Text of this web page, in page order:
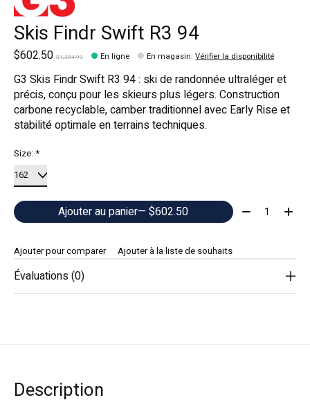
Skis Findr Swift R3 94
$602.50 $1,204.99 En ligne En magasin:Vérifier la disponibilité
G3 Skis Findr Swift R3 94 : ski de randonnée ultraléger et
précis, conçu pour les skieurs plus légers. Construction
carbone recyclable, camber traditionnel avec Early Rise et
stabilité optimale en terrains techniques.
Size:*
Ajouter au panier — $602.50 Quantité:
Ajouter pour comparer Ajouter à la liste de souhaits
Évaluations (0)
Description